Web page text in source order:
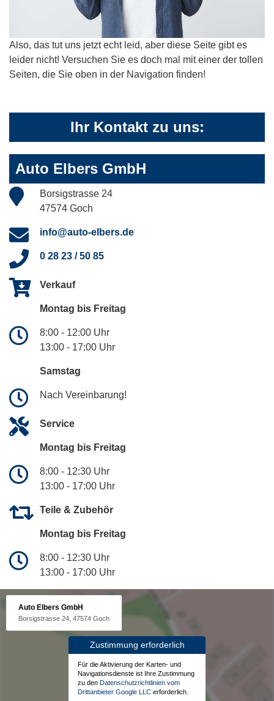
Also, das tut uns jetzt echt leid, aber diese Seite gibt es
leider nicht! Versuchen Sie es doch mal mit einer der tollen
Seiten, die Sie oben in der Navigation finden!
Ihr Kontakt zu uns:
Auto Elbers GmbH
Borsigstrasse 24
47574 Goch
info@auto-elbers.de
0 28 23 / 50 85
Verkauf
Montag bis Freitag
8:00 - 12:00 Uhr
13:00 - 17:00 Uhr
Samstag
Nach Vereinbarung!
Service
Montag bis Freitag
8:00 - 12:30 Uhr
13:00 - 17:00 Uhr
Teile & Zubehör
Montag bis Freitag
8:00 - 12:30 Uhr
13:00 - 17:00 Uhr
Auto Elbers GmbH
Borsigstrasse 24, 47574 Goch
Zustimmung erforderlich
Für die Aktivierung der Karten- und
Navigationsdienste ist Ihre Zustimmung
zu den Datenschutzrichtlinien vom
Drittanbieter Google LLC erforderlich.